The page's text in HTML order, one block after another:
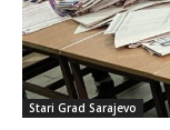
Stari Grad Sarajevo